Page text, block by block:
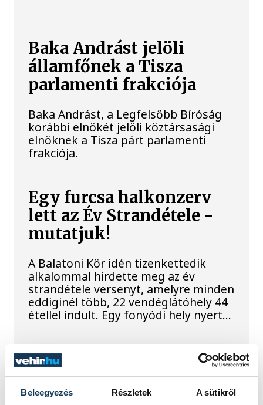
Beleegyezés Részletek A sütikről
Baka Andrást jelöli
államfőnek a Tisza
parlamenti frakciója
Baka Andrást, a Legfelsőbb Bíróság
korábbi elnökét jelöli köztársasági
elnöknek a Tisza párt parlamenti
frakciója.
Egy furcsa halkonzerv
lett az Év Strandétele -
mutatjuk!
A Balatoni Kör idén tizenkettedik
alkalommal hirdette meg az év
strandétele versenyt, amelyre minden
eddiginél több, 22 vendéglátóhely 44
étellel indult. Egy fonyódi hely nyert...
Meglepték az elemzőket
a júliusi inflációs adatok